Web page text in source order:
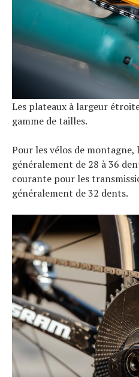
Les plateaux à largeur
gamme de tailles.
Pour les vélos de
généralement de 28 à 36
courante pour les
généralement de 32 dents.